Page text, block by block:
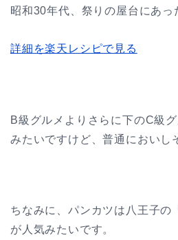
昭和30年代、祭りの屋台にあっ
詳細を楽天レシピで見る
B級グルメよりさらに下のC級
みたいですけど、普通においし
ちなみに、パンカツは八王子の
が人気みたいです。